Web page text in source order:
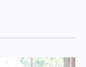
sangat
bayi. Karena
celana bayi
popok